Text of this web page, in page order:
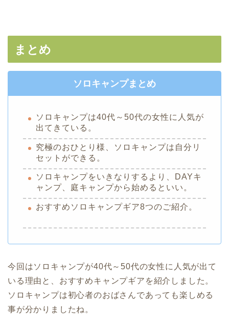
まとめ
ソロキャンプまとめ
ソロキャンプは40代～50代の女性に人気が
出てきている。
究極のおひとり様、ソロキャンプは自分リ
セットができる。
ソロキャンプをいきなりするより、DAYキ
ャンプ、庭キャンプから始めるといい。
おすすめソロキャンプギア8つのご紹介。
今回はソロキャンプが40代～50代の女性に人気が出て
いる理由と、おすすめキャンプギアを紹介しました。
ソロキャンプは初心者のおばさんであっても楽しめる
事が分かりましたね。